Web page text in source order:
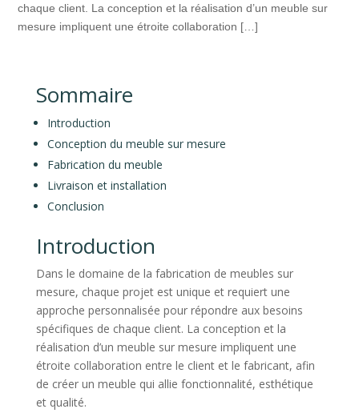
chaque client. La conception et la réalisation d’un meuble sur
mesure impliquent une étroite collaboration […]
Sommaire
Introduction
Conception du meuble sur mesure
Fabrication du meuble
Livraison et installation
Conclusion
Introduction
Dans le domaine de la fabrication de meubles sur
mesure, chaque projet est unique et requiert une
approche personnalisée pour répondre aux besoins
spécifiques de chaque client. La conception et la
réalisation d’un meuble sur mesure impliquent une
étroite collaboration entre le client et le fabricant, afin
de créer un meuble qui allie fonctionnalité, esthétique
et qualité.